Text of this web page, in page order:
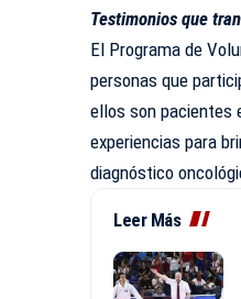
Testimonios que
El Programa de
personas que
ellos son pacientes
experiencias para
diagnóstico
Leer Más